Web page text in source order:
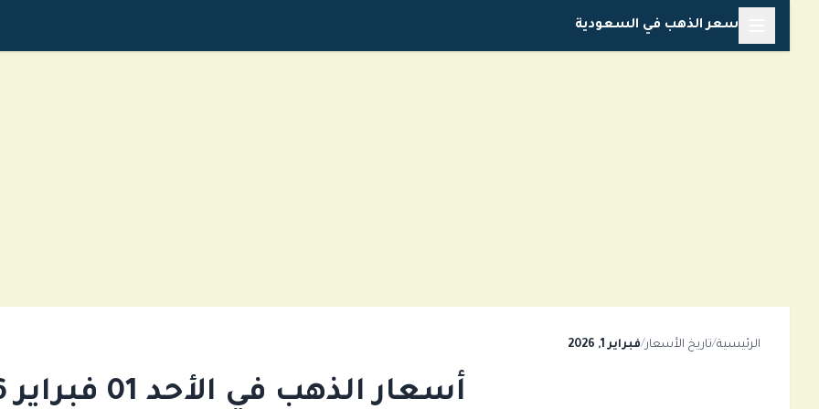
المحتوى
سعر الذهب في السعودية
الرئيسية/تاريخ الأسعار/فبراير 1, 2026
أسعار الذهب في الأحد 01 فبراير 2026